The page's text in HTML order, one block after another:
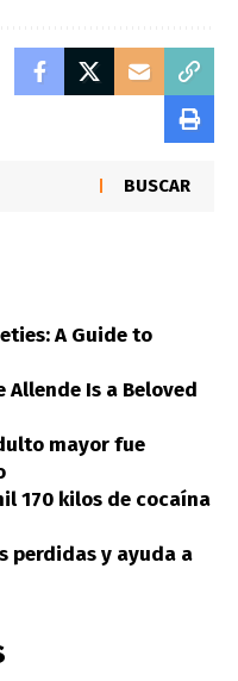
BUSCAR
A Guide to
Allende Is a Beloved
mayor fue
170 kilos de cocaína
perdidas y ayuda a